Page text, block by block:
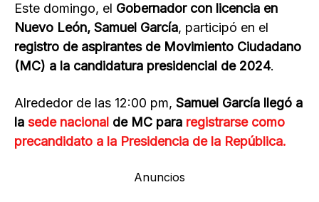
Este domingo, el Gobernador con licencia en
Nuevo León, Samuel García, participó en el
registro de aspirantes de Movimiento Ciudadano
(MC) a la candidatura presidencial de 2024.
Alrededor de las 12:00 pm, Samuel García llegó a
la sede nacional de MC para registrarse como
precandidato a la Presidencia de la República.
Anuncios